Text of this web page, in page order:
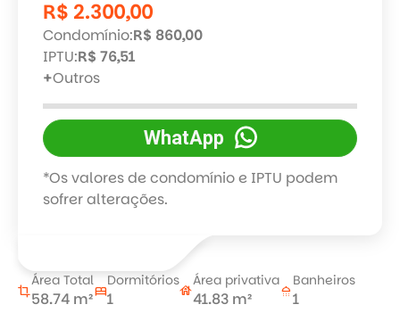
crop
Área Total
58.74 m²bed
Dormitórios
1 house
Área privativa
41.83 m² shower
Banheiros
1
R$ 2.300,00
Condomínio:R$ 860,00
IPTU:R$ 76,51
+Outros
WhatApp
*Os valores de condomínio e IPTU podem
sofrer alterações.